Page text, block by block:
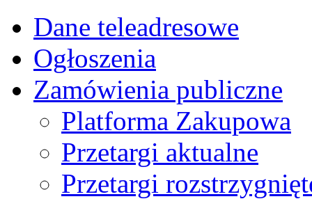
Dane teleadresowe
Ogłoszenia
Zamówienia publiczne
Platforma Zakupowa
Przetargi aktualne
Przetargi